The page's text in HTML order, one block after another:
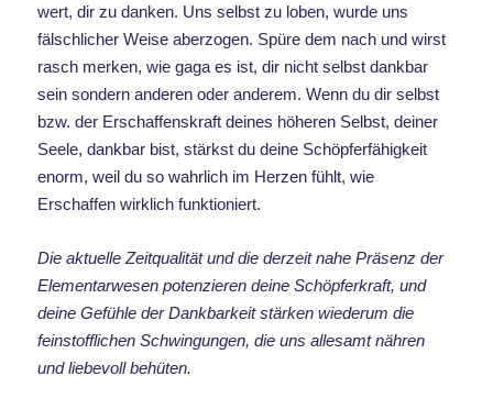
wert, dir zu danken. Uns selbst zu loben, wurde uns
fälschlicher Weise aberzogen. Spüre dem nach und wirst
rasch merken, wie gaga es ist, dir nicht selbst dankbar
sein sondern anderen oder anderem. Wenn du dir selbst
bzw. der Erschaffenskraft deines höheren Selbst, deiner
Seele, dankbar bist, stärkst du deine Schöpferfähigkeit
enorm, weil du so wahrlich im Herzen fühlt, wie
Erschaffen wirklich funktioniert.
Die aktuelle Zeitqualität und die derzeit nahe Präsenz der
Elementarwesen potenzieren deine Schöpferkraft, und
deine Gefühle der Dankbarkeit stärken wiederum die
feinstofflichen Schwingungen, die uns allesamt nähren
und liebevoll behüten.